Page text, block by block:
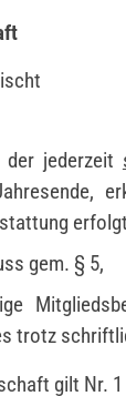
jederzeit
gem. § 5,
trotz
gilt Nr.